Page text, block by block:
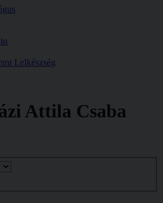
Lelkészség
Attila Csaba